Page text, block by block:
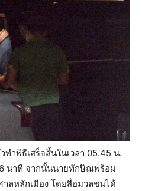
ำพิธีเสร็จสิ้นในเวลา 05.45 น.
นาที จากนั้นนายทักษิณพร้อม
ลหลักเมือง โดยสื่อมวลชนได้